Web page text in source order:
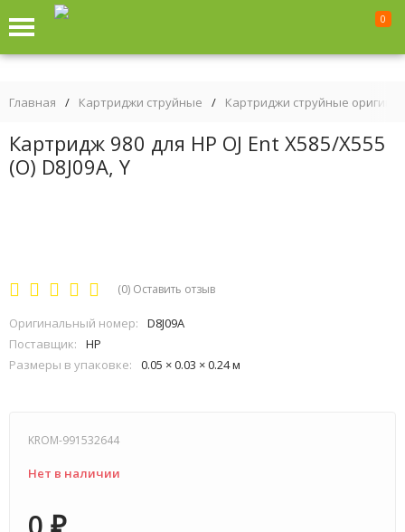
0
Главная / Картриджи струйные / Картриджи струйные
Картридж 980 для HP OJ Ent X585/X555
(O) D8J09A, Y
(0) Оставить отзыв
Оригинальный номер:
D8J09A
Поставщик:
HP
Размеры в упаковке:
0.05 × 0.03 × 0.24 м
KROM-991532644
Нет в наличии